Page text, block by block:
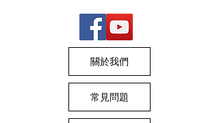
關於我們
常見問題